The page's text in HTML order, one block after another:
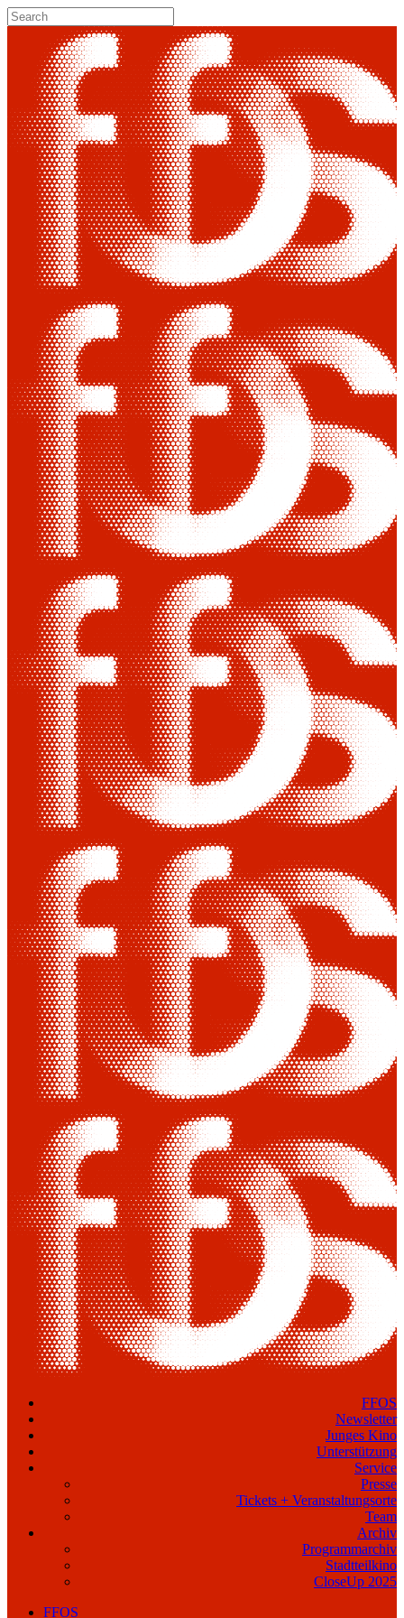
FFOS
Newsletter
Junges Kino
Unterstützung
Service
Presse
Tickets + Veranstaltungsorte
Team
Archiv
Programmarchiv
Stadtteilkino
CloseUp 2025
FFOS